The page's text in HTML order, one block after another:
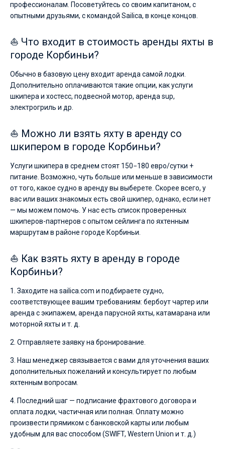
профессионалам. Посоветуйтесь со своим капитаном, с
опытными друзьями, с командой Sailica, в конце концов.
⛵ Что входит в стоимость аренды яхты в
городе Корбиньи?
Обычно в базовую цену входит аренда самой лодки.
Дополнительно оплачиваются такие опции, как услуги
шкипера и хостесс, подвесной мотор, аренда sup,
электрогриль и др.
⛵ Можно ли взять яхту в аренду со
шкипером в городе Корбиньи?
Услуги шкипера в среднем стоят 150−180 евро/сутки +
питание. Возможно, чуть больше или меньше в зависимости
от того, какое судно в аренду вы выберете. Скорее всего, у
вас или ваших знакомых есть свой шкипер, однако, если нет
— мы можем помочь. У нас есть список проверенных
шкиперов-партнеров с опытом сейлинга по яхтенным
маршрутам в районе городе Корбиньи.
⛵ Как взять яхту в аренду в городе
Корбиньи?
1. Заходите на sailica.com и подбираете судно,
соответствующее вашим требованиям: бербоут чартер или
аренда с экипажем, аренда парусной яхты, катамарана или
моторной яхты и т. д.
2. Отправляете заявку на бронирование.
3. Наш менеджер связывается с вами для уточнения ваших
дополнительных пожеланий и консультирует по любым
яхтенным вопросам.
4. Последний шаг — подписание фрахтового договора и
оплата лодки, частичная или полная. Оплату можно
произвести прямиком с банковской карты или любым
удобным для вас способом (SWIFT, Western Union и т. д.)